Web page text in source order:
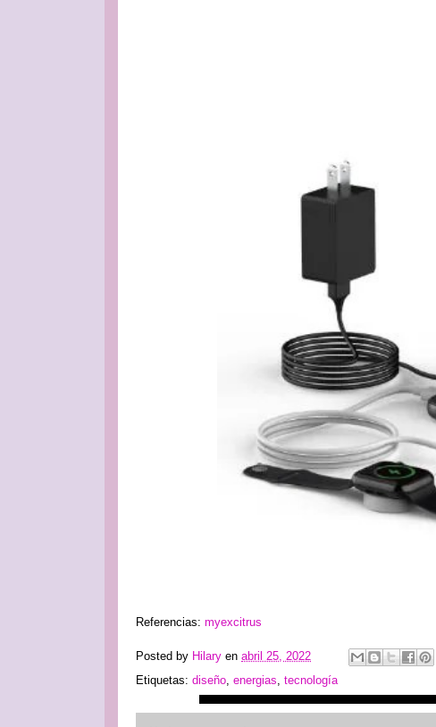
Referencias: myexcitrus
Posted by Hilary en abril 25, 2022
Etiquetas: diseño energias tecnología